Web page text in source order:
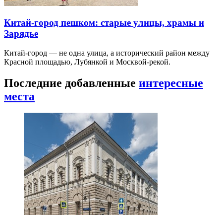
Китай-город пешком: старые улицы, храмы и
Зарядье
Китай-город — не одна улица, а исторический район между
Красной площадью, Лубянкой и Москвой-рекой.
Последние добавленные интересные
места